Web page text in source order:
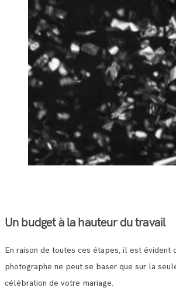
Un budget à la hauteur du travail
En raison de toutes ces étapes, il est évident
photographe ne peut se baser que sur la
célébration de votre mariage.